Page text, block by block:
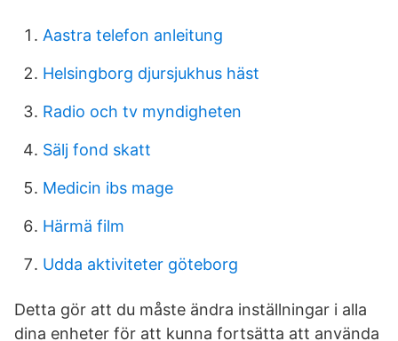
Aastra telefon anleitung
Helsingborg djursjukhus häst
Radio och tv myndigheten
Sälj fond skatt
Medicin ibs mage
Härmä film
Udda aktiviteter göteborg
Detta gör att du måste ändra inställningar i alla
dina enheter för att kunna fortsätta att använda